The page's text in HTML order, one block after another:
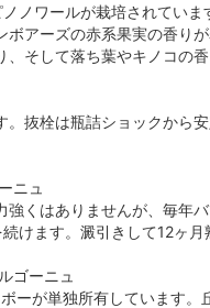
ノワールが栽培されてい
アーズの赤系果実の香り
そして落ち葉やキノコの
抜栓は瓶詰ショックから
ニュ
くはありませんが、毎年
ます。澱引きして12ヶ月
ゴーニュ
ーが単独所有しています